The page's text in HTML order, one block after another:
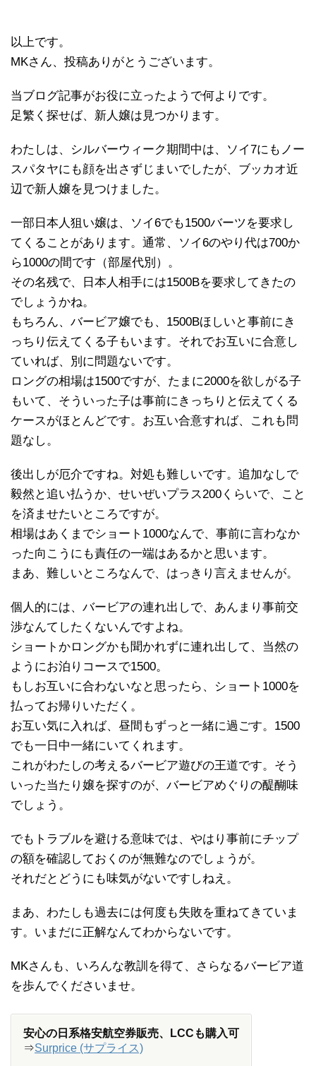
以上です。
MKさん、投稿ありがとうございます。
当ブログ記事がお役に立ったようで何よりです。
足繁く探せば、新人嬢は見つかります。
わたしは、シルバーウィーク期間中は、ソイ7にもノー
スパタヤにも顔を出さずじまいでしたが、ブッカオ近
辺で新人嬢を見つけました。
一部日本人狙い嬢は、ソイ6でも1500バーツを要求し
てくることがあります。通常、ソイ6のやり代は700か
ら1000の間です（部屋代別）。
その名残で、日本人相手には1500Bを要求してきたの
でしょうかね。
もちろん、バービア嬢でも、1500Bほしいと事前にき
っちり伝えてくる子もいます。それでお互いに合意し
ていれば、別に問題ないです。
ロングの相場は1500ですが、たまに2000を欲しがる子
もいて、そういった子は事前にきっちりと伝えてくる
ケースがほとんどです。お互い合意すれば、これも問
題なし。
後出しが厄介ですね。対処も難しいです。追加なしで
毅然と追い払うか、せいぜいプラス200くらいで、こと
を済ませたいところですが。
相場はあくまでショート1000なんで、事前に言わなか
った向こうにも責任の一端はあるかと思います。
まあ、難しいところなんで、はっきり言えませんが。
個人的には、バービアの連れ出しで、あんまり事前交
渉なんてしたくないんですよね。
ショートかロングかも聞かれずに連れ出して、当然の
ようにお泊りコースで1500。
もしお互いに合わないなと思ったら、ショート1000を
払ってお帰りいただく。
お互い気に入れば、昼間もずっと一緒に過ごす。1500
でも一日中一緒にいてくれます。
これがわたしの考えるバービア遊びの王道です。そう
いった当たり嬢を探すのが、バービアめぐりの醍醐味
でしょう。
でもトラブルを避ける意味では、やはり事前にチップ
の額を確認しておくのが無難なのでしょうが。
それだとどうにも味気がないですしねえ。
まあ、わたしも過去には何度も失敗を重ねてきていま
す。いまだに正解なんてわからないです。
MKさんも、いろんな教訓を得て、さらなるバービア道
を歩んでくださいませ。
安心の日系格安航空券販売、LCCも購入可
⇒Surprice (サプライス)